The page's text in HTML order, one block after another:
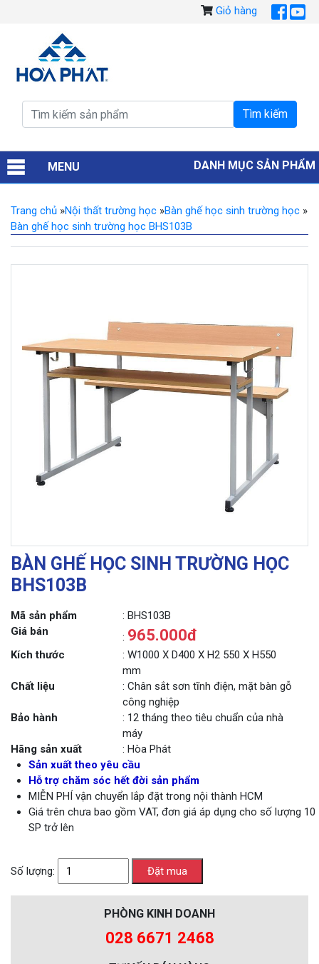
Giỏ hàng
MENU DANH MỤC SẢN PHẨM
Trang chủ »Nội thất trường học »Bàn ghế học sinh trường học »
Bàn ghế học sinh trường học BHS103B
BÀN GHẾ HỌC SINH TRƯỜNG HỌC
BHS103B
Mã sản phẩm
: BHS103B
Giá bán
: 965.000đ
Kích thước
: W1000 X D400 X H2 550 X H550
mm
Chất liệu
: Chân sắt sơn tĩnh điện, mặt bàn gỗ
công nghiệp
Bảo hành
: 12 tháng theo tiêu chuẩn của nhà
máy
Hãng sản xuất
: Hòa Phát
Sản xuất theo yêu cầu
Hỗ trợ chăm sóc hết đời sản phẩm
MIỄN PHÍ vận chuyển lắp đặt trong nội thành HCM
Giá trên chưa bao gồm VAT, đơn giá áp dụng cho số lượng 10
SP trở lên
Số lượng:
PHÒNG KINH DOANH
028 6671 2468